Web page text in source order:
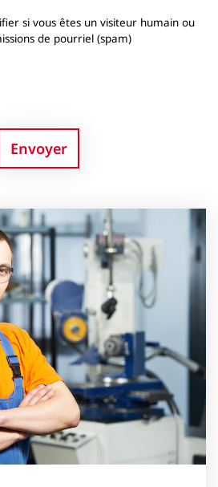
si vous êtes un visiteur humain ou
de pourriel (spam)